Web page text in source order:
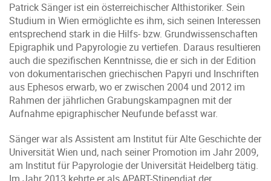
Patrick Sänger ist ein österreichischer Althistoriker. Sein
Studium in Wien ermöglichte es ihm, sich seinen Interessen
entsprechend stark in die Hilfs- bzw. Grundwissenschaften
Epigraphik und Papyrologie zu vertiefen. Daraus resultieren
auch die spezifischen Kenntnisse, die er sich in der Edition
von dokumentarischen griechischen Papyri und Inschriften
aus Ephesos erwarb, wo er zwischen 2004 und 2012 im
Rahmen der jährlichen Grabungskampagnen mit der
Aufnahme epigraphischer Neufunde befasst war.
Sänger war als Assistent am Institut für Alte Geschichte der
Universität Wien und, nach seiner Promotion im Jahr 2009,
am Institut für Papyrologie der Universität Heidelberg tätig.